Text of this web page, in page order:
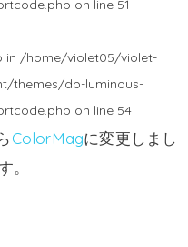
on line 51
in /home/violet05/violet-
themes/dp-luminous-
on line 54
ColorMagに変更しまし
。